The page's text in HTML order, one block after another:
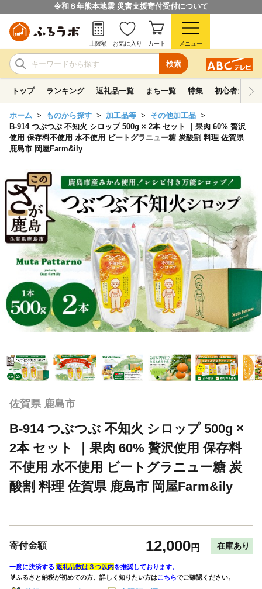
令和８年熊本地震 災害支援寄付受付について
検索
上限額 お気に入り カート メニュー
トップ ランキング 返礼品一覧 まち一覧 特集 初心者ガイド
ホーム ものから探す 加工品等
その他加工品
B-914 つぶつぶ 不知火 シロップ 500g × 2本 セット ｜果肉 60% 贅沢
使用 保存料不使用 水不使用 ビートグラニュー糖 炭酸割 料理 佐賀県
鹿島市 岡屋Farm&ily
佐賀県 鹿島市
B-914 つぶつぶ 不知火 シロップ 500g ×
2本 セット ｜果肉 60% 贅沢使用 保存料
不使用 水不使用 ビートグラニュー糖 炭
酸割 料理 佐賀県 鹿島市 岡屋Farm&ily
寄付金額 12,000円 在庫あり
一度に決済する 返礼品数は３つ以内を推奨しております。
🔰ふるさと納税が初めての方、詳しく知りたい方はこちらでご確認ください。